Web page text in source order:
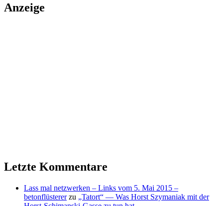
Anzeige
Letzte Kommentare
Lass mal netzwerken – Links vom 5. Mai 2015 –
betonflüstererzu „Tatort“ — Was Horst Szymaniak mit der